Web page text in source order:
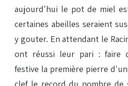
aujourd'hui le pot de miel
certaines abeilles seraient
y gouter. En attendant le
ont réussi leur pari : faire
festive la première pierre
clef le record du nombre de